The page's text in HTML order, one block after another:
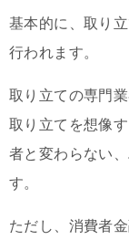
基本的に、取り
行われます。
取り立ての専門
取り立てを想像
者と変わらない
す。
ただし、消費者